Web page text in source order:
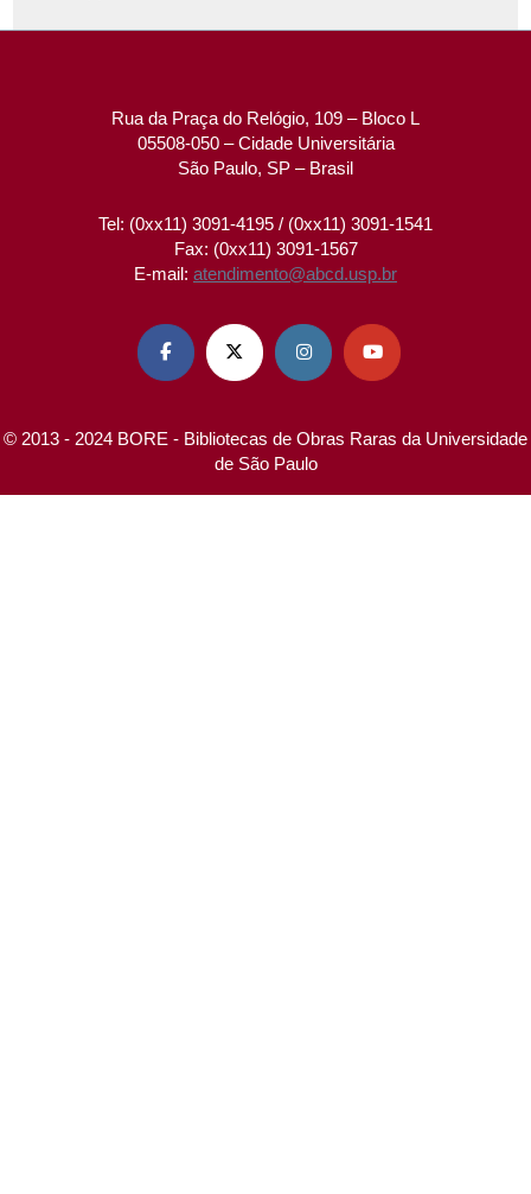
Rua da Praça do Relógio, 109 – Bloco L
05508-050 – Cidade Universitária
São Paulo, SP – Brasil
Tel: (0xx11) 3091-4195 / (0xx11) 3091-1541
Fax: (0xx11) 3091-1567
E-mail: atendimento@abcd.usp.br
   
© 2013 - 2024 BORE - Bibliotecas de Obras Raras da Universidade
de São Paulo